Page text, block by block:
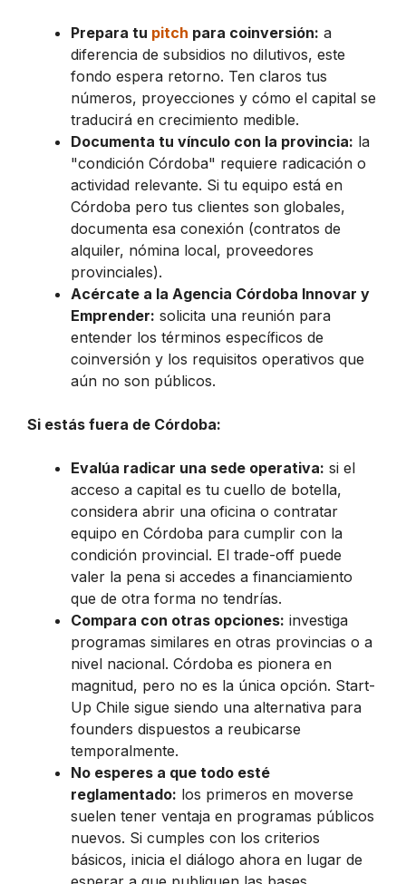
Prepara tu pitch para coinversión: a
diferencia de subsidios no dilutivos, este
fondo espera retorno. Ten claros tus
números, proyecciones y cómo el capital se
traducirá en crecimiento medible.
Documenta tu vínculo con la provincia: la
"condición Córdoba" requiere radicación o
actividad relevante. Si tu equipo está en
Córdoba pero tus clientes son globales,
documenta esa conexión (contratos de
alquiler, nómina local, proveedores
provinciales).
Acércate a la Agencia Córdoba Innovar y
Emprender: solicita una reunión para
entender los términos específicos de
coinversión y los requisitos operativos que
aún no son públicos.
Si estás fuera de Córdoba:
Evalúa radicar una sede operativa: si el
acceso a capital es tu cuello de botella,
considera abrir una oficina o contratar
equipo en Córdoba para cumplir con la
condición provincial. El trade-off puede
valer la pena si accedes a financiamiento
que de otra forma no tendrías.
Compara con otras opciones: investiga
programas similares en otras provincias o a
nivel nacional. Córdoba es pionera en
magnitud, pero no es la única opción. Start-
Up Chile sigue siendo una alternativa para
founders dispuestos a reubicarse
temporalmente.
No esperes a que todo esté
reglamentado: los primeros en moverse
suelen tener ventaja en programas públicos
nuevos. Si cumples con los criterios
básicos, inicia el diálogo ahora en lugar de